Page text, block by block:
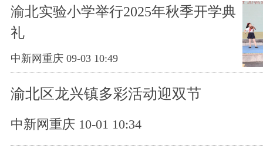
渝北实验小学举行2025年秋季开学典
礼
中新网重庆 09-03 10:49
渝北区龙兴镇多彩活动迎双节
中新网重庆 10-01 10:34